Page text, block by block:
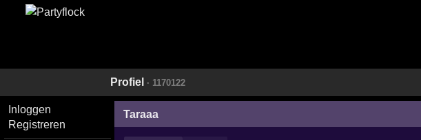
Profiel · 1170122
Inloggen
Registreren
Taraaa